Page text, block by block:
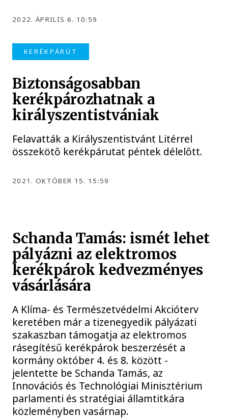
2022. ÁPRILIS 6. 10:59
KERÉKPÁRÚT
Biztonságosabban
kerékpározhatnak a
királyszentistvániak
Felavatták a Királyszentistvánt Litérrel
összekötő kerékpárutat péntek délelőtt.
2021. OKTÓBER 15. 15:59
Schanda Tamás: ismét lehet
pályázni az elektromos
kerékpárok kedvezményes
vásárlására
A Klíma- és Természetvédelmi Akcióterv
keretében már a tizenegyedik pályázati
szakaszban támogatja az elektromos
rásegítésű kerékpárok beszerzését a
kormány október 4. és 8. között -
jelentette be Schanda Tamás, az
Innovációs és Technológiai Minisztérium
parlamenti és stratégiai államtitkára
közleményben vasárnap.